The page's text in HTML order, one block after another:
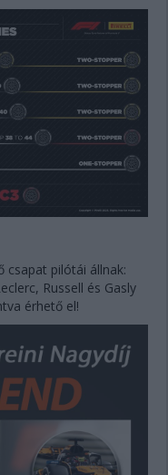
csapat pilótái állnak:
Russell és Gasly
érhető el!